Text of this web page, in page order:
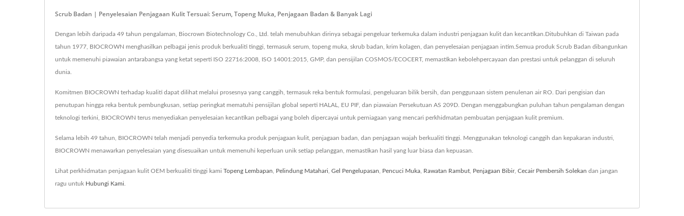
Scrub Badan | Penyelesaian Penjagaan Kulit Tersuai: Serum, Topeng Muka, Penjagaan Badan & Banyak Lagi
Dengan lebih daripada 49 tahun pengalaman, Biocrown Biotechnology Co., Ltd. telah menubuhkan dirinya sebagai pengeluar terkemuka dalam industri penjagaan kulit dan kecantikan.Ditubuhkan di Taiwan pada
tahun 1977, BIOCROWN menghasilkan pelbagai jenis produk berkualiti tinggi, termasuk serum, topeng muka, skrub badan, krim kolagen, dan penyelesaian penjagaan intim.Semua produk Scrub Badan dibangunkan
untuk memenuhi piawaian antarabangsa yang ketat seperti ISO 22716:2008, ISO 14001:2015, GMP, dan pensijilan COSMOS/ECOCERT, memastikan kebolehpercayaan dan prestasi untuk pelanggan di seluruh
dunia.
Komitmen BIOCROWN terhadap kualiti dapat dilihat melalui prosesnya yang canggih, termasuk reka bentuk formulasi, pengeluaran bilik bersih, dan penggunaan sistem penulenan air RO. Dari pengisian dan
penutupan hingga reka bentuk pembungkusan, setiap peringkat mematuhi pensijilan global seperti HALAL, EU PIF, dan piawaian Persekutuan AS 209D. Dengan menggabungkan puluhan tahun pengalaman dengan
teknologi terkini, BIOCROWN terus menyediakan penyelesaian kecantikan pelbagai yang boleh dipercayai untuk perniagaan yang mencari perkhidmatan pembuatan penjagaan kulit premium.
Selama lebih 49 tahun, BIOCROWN telah menjadi penyedia terkemuka produk penjagaan kulit, penjagaan badan, dan penjagaan wajah berkualiti tinggi. Menggunakan teknologi canggih dan kepakaran industri,
BIOCROWN menawarkan penyelesaian yang disesuaikan untuk memenuhi keperluan unik setiap pelanggan, memastikan hasil yang luar biasa dan kepuasan.
Lihat perkhidmatan penjagaan kulit OEM berkualiti tinggi kami Topeng Lembapan Pelindung Matahari Gel Pengelupasan Pencuci Muka Rawatan Rambut Penjagaan Bibir, Cecair Pembersih Solekan dan jangan
ragu untuk Hubungi Kami